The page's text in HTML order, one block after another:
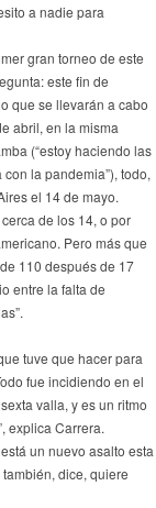
a nadie para
gran torneo de este
este fin de
que se llevarán a cabo
abril, en la misma
(“estoy haciendo las
la pandemia”), todo,
el 14 de mayo.
de los 14, o por
Pero más que
110 después de 17
entre la falta de
tuve que hacer para
fue incidiendo en el
valla, y es un ritmo
explica Carrera.
un nuevo asalto esta
dice, quiere